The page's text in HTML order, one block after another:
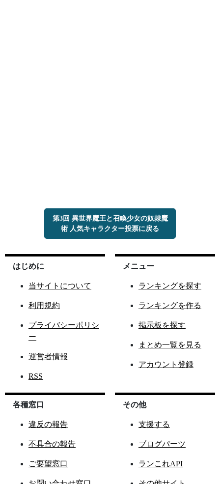
第3回 異世界魔王と召喚少女の奴隷魔
術 人気キャラクター投票に戻る
はじめに
当サイトについて
利用規約
プライバシーポリシ
ー
運営者情報
RSS
メニュー
ランキングを探す
ランキングを作る
掲示板を探す
まとめ一覧を見る
アカウント登録
各種窓口
違反の報告
不具合の報告
ご要望窓口
その他
支援する
ブログパーツ
ランこれAPI